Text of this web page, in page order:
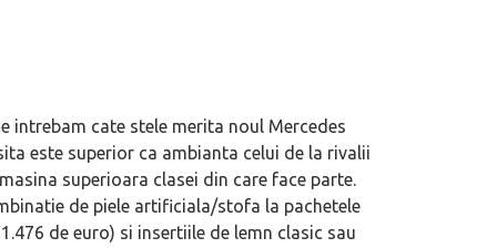
intrebam cate stele merita noul Mercedes
este superior ca ambianta celui de la rivalii
superioara clasei din care face parte.
de piele artificiala/stofa la pachetele
de euro) si insertiile de lemn clasic sau